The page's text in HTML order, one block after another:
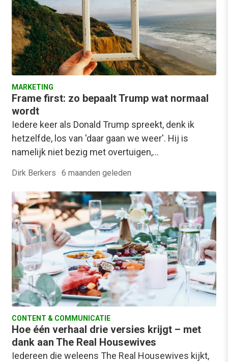
MARKETING
Frame first: zo bepaalt Trump wat normaal
wordt
Iedere keer als Donald Trump spreekt, denk ik
hetzelfde, los van 'daar gaan we weer'. Hij is
namelijk niet bezig met overtuigen,…
Dirk Berkers · 6 maanden geleden
CONTENT & COMMUNICATIE
Hoe één verhaal drie versies krijgt – met
dank aan The Real Housewives
Iedereen die weleens The Real Housewives kijkt,